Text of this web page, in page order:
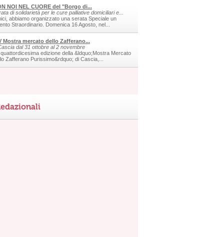
NOI NEL CUORE del "Borgo di...
di solidarietà per le cure palliative domiciliari e...
abbiamo organizzato una serata Speciale un
Straordinario. Domenica 16 Agosto, nel...
Mostra mercato dello Zafferano...
dal 31 ottobre al 2 novembre
quattordicesima edizione della &ldquo;Mostra Mercato
Zafferano Purissimo&rdquo; di Cascia,...